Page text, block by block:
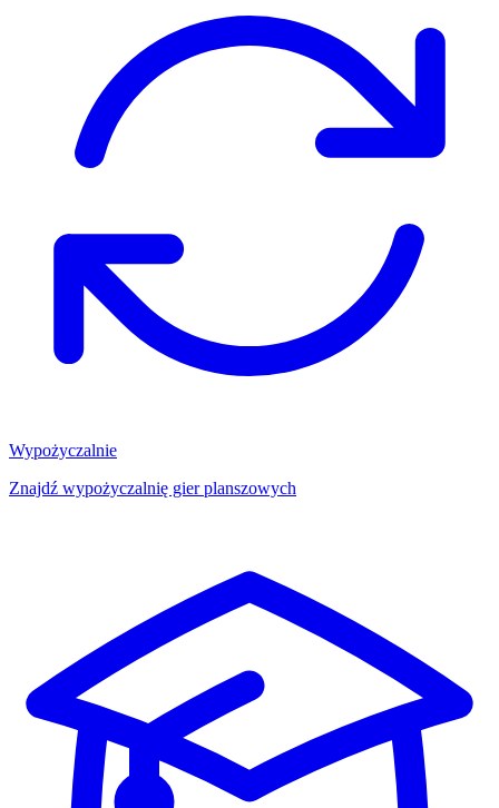
Wypożyczalnie
Znajdź wypożyczalnię gier planszowych